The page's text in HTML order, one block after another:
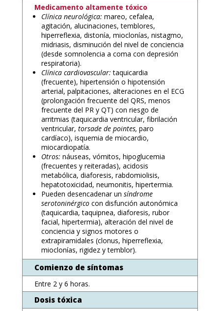
Medicamento altamente tóxico
Clínica neurológica: mareo, cefalea,
agitación, alucinaciones, temblores,
hiperreflexia, distonía, mioclonías, nistagmo,
midriasis, disminución del nivel de conciencia
(desde somnolencia a coma con depresión
respiratoria).
Clínica cardiovascular:taquicardia
(frecuente), hipertensión o hipotensión
arterial, palpitaciones, alteraciones en el ECG
(prolongación frecuente del QRS, menos
frecuente del PR y QT) con riesgo de
arritmias (taquicardia ventricular, fibrilación
ventricular, torsade de pointes, paro
cardíaco), isquemia de miocardio,
miocardiopatía.
Otros: náuseas, vómitos, hipoglucemia
(frecuentes y reiteradas), acidosis
metabólica, diaforesis, rabdomiolisis,
hepatotoxicidad, neumonitis, hipertermia.
Pueden desencadenar un síndrome
serotoninérgicocon disfunción autonómica
(taquicardia, taquipnea, diaforesis, rubor
facial, hipertermia), alteración del nivel de
conciencia y signos motores o
extrapiramidales (clonus, hiperreflexia,
mioclonías, rigidez y temblor).
Comienzo de síntomas
Entre 2 y 6 horas.
Dosis tóxica